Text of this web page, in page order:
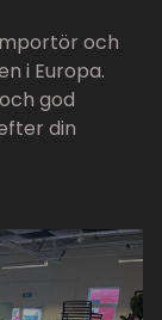
och
i Europa.
god
din